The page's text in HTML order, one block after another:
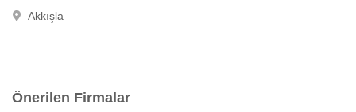
Akkışla
Önerilen Firmalar